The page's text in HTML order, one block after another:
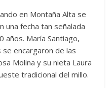
en Montaña Alta se
una fecha tan señalada
años. María Santiago,
se encargaron de las
Molina y su nieta Laura
tradicional del millo.